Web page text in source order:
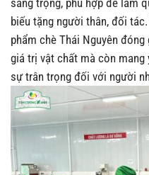
sang trọng, phù hợp để làm
biếu tặng người thân, đối
phẩm chè Thái Nguyên
giá trị vật chất mà còn mang
sự trân trọng đối với người